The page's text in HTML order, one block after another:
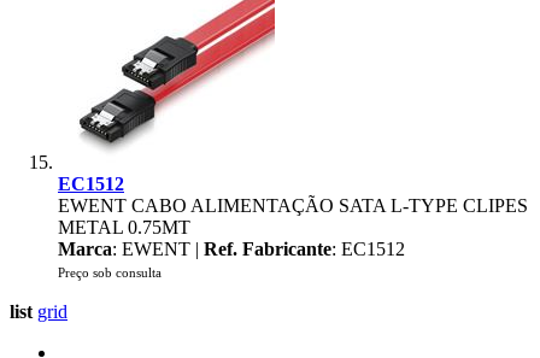
EC1512
EWENT CABO ALIMENTAÇÃO SATA L-TYPE CLIPES
METAL 0.75MT
Marca: EWENT | Ref. Fabricante: EC1512
Preço sob consulta
list grid